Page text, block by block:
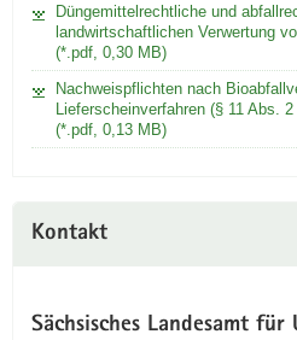
Düngemittelrechtliche und
landwirtschaftlichen Verwertung
(*.pdf, 0,30 MB)
Nachweispflichten nach
Lieferscheinverfahren (§ 11 Abs.
(*.pdf, 0,13 MB)
Kontakt
Sächsisches Landesamt für